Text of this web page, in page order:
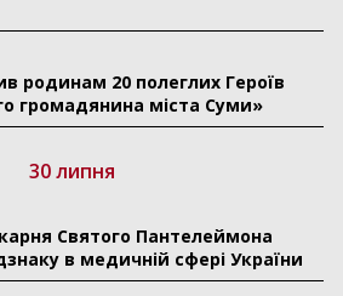
родинам 20 полеглих Героїв
громадянина міста Суми»
30 липня
Святого Пантелеймона
в медичній сфері України